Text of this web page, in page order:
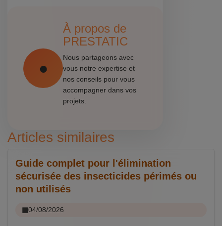
À propos de
PRESTATIC
Nous partageons avec
vous notre expertise et
nos conseils pour vous
accompagner dans vos
projets.
Articles similaires
Guide complet pour l'élimination
sécurisée des insecticides périmés ou
non utilisés
04/08/2026